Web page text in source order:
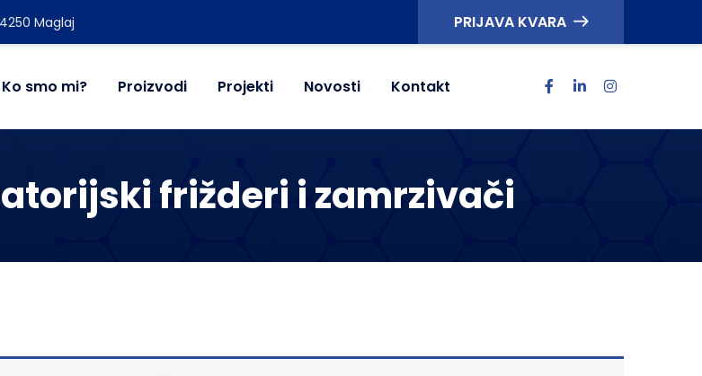
Maglaj PRIJAVA KVARA
Ko smo mi? Proizvodi Projekti Novosti Kontakt
frižderi i zamrzivači